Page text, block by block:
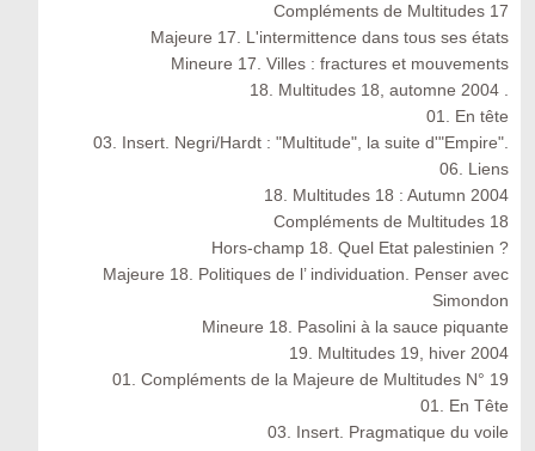
Compléments de Multitudes 17
Majeure 17. L'intermittence dans tous ses états
Mineure 17. Villes : fractures et mouvements
18. Multitudes 18, automne 2004 .
01. En tête
03. Insert. Negri/Hardt : "Multitude", la suite d'"Empire".
06. Liens
18. Multitudes 18 : Autumn 2004
Compléments de Multitudes 18
Hors-champ 18. Quel Etat palestinien ?
Majeure 18. Politiques de l’ individuation. Penser avec
Simondon
Mineure 18. Pasolini à la sauce piquante
19. Multitudes 19, hiver 2004
01. Compléments de la Majeure de Multitudes N° 19
01. En Tête
03. Insert. Pragmatique du voile